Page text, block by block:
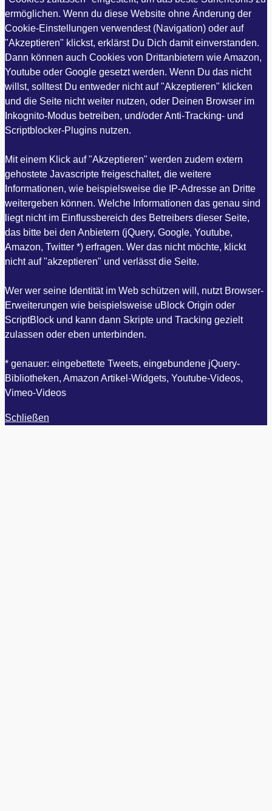
ermöglichen. Wenn du diese Website ohne Änderung der
Cookie-Einstellungen verwendest (Navigation) oder auf
"Akzeptieren" klickst, erklärst Du Dich damit einverstanden.
Dann können auch Cookies von Drittanbietern wie Amazon,
Youtube oder Google gesetzt werden. Wenn Du das nicht
willst, solltest Du entweder nicht auf "Akzeptieren" klicken
und die Seite nicht weiter nutzen, oder Deinen Browser im
Inkognito-Modus betreiben, und/oder Anti-Tracking- und
Scriptblocker-Plugins nutzen.
Mit einem Klick auf "Akzeptieren" werden zudem extern
gehostete Javascripte freigeschaltet, die weitere
Informationen, wie beispielsweise die IP-Adresse an Dritte
weitergeben können. Welche Informationen das genau sind
liegt nicht im Einflussbereich des Betreibers dieser Seite,
das bitte bei den Anbietern (jQuery, Google, Youtube,
Amazon, Twitter *) erfragen. Wer das nicht möchte, klickt
nicht auf "akzeptieren" und verlässt die Seite.
Wer wer seine Identität im Web schützen will, nutzt Browser-
Erweiterungen wie beispielsweise uBlock Origin oder
ScriptBlock und kann dann Skripte und Tracking gezielt
zulassen oder eben unterbinden.
* genauer: eingebettete Tweets, eingebundene jQuery-
Bibliotheken, Amazon Artikel-Widgets, Youtube-Videos,
Vimeo-Videos
Schließen